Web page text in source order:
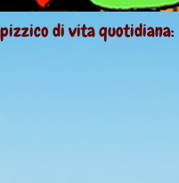
pizzico di vita quotidiana: